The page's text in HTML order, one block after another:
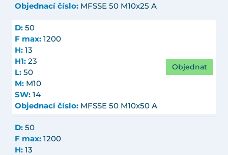
Objednací číslo: MFSSE 50 M10x25 A
D: 50
F max: 1200
H: 13
H1: 23
L: 50
M: M10
SW: 14
Objednací číslo: MFSSE 50 M10x50 A
Objednat
D: 50
F max: 1200
H: 13